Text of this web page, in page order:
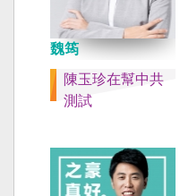
魏筠
陳玉珍在幫中共
測試